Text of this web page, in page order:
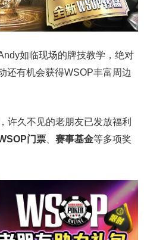
如临现场的牌技教学，绝对
还有机会获得WSOP丰富周边
许久不见的老朋友已发放福利
门票 赛事基金等多项奖